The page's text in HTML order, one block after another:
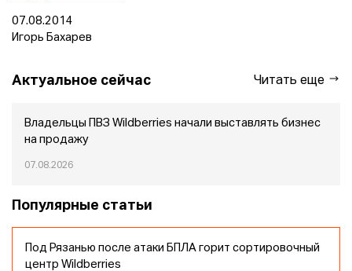
07.08.2014
Игорь Бахарев
Актуальное сейчас Читать еще
Владельцы ПВЗ Wildberries начали выставлять бизнес
на продажу
07.08.2026
Популярные статьи
Под Рязанью после атаки БПЛА горит сортировочный
центр Wildberries